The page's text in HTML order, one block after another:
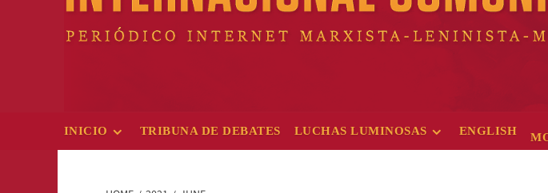
INICIO TRIBUNA DE DEBATES LUCHAS LUMINOSAS ENGLISH